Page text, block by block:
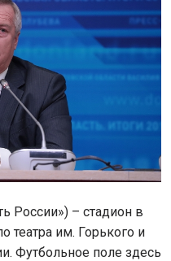
России») – стадион в
театра им. Горького и
Футбольное поле здесь